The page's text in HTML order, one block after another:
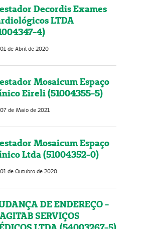
Decordis Exames
LTDA
4)
01 de Abril de 2020
Mosaicum Espaço
Eireli (51004355-5)
07 de Maio de 2021
Mosaicum Espaço
Ltda (51004352-0)
01 de Outubro de 2020
DE ENDEREÇO -
SERVIÇOS